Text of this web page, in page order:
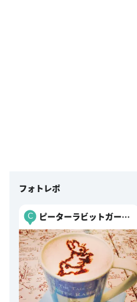
フォトレポ
C
ピーターラビットガーデ
ンカフェ